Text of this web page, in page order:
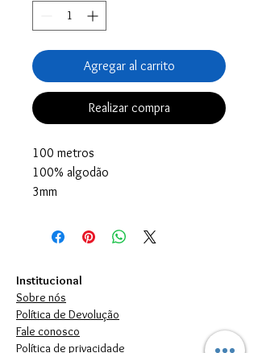
Agregar al carrito
Realizar compra
100 metros
100% algodão
3mm
Institucional
Sobre nós
Política de Devolução
Fale conosco
Política de privacidade